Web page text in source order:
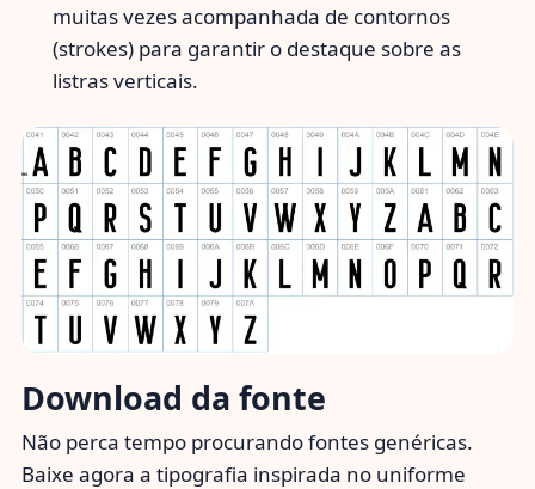
muitas vezes acompanhada de contornos
(strokes) para garantir o destaque sobre as
listras verticais.
Download da fonte
Não perca tempo procurando fontes genéricas.
Baixe agora a tipografia inspirada no uniforme